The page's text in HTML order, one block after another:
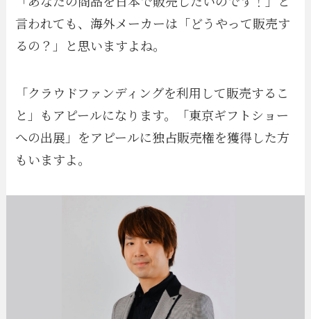
言われても、海外メーカーは「どうやって販売す
るの？」と思いますよね。
「クラウドファンディングを利用して販売するこ
と」もアピールになります。「東京ギフトショー
への出展」をアピールに独占販売権を獲得した方
もいますよ。